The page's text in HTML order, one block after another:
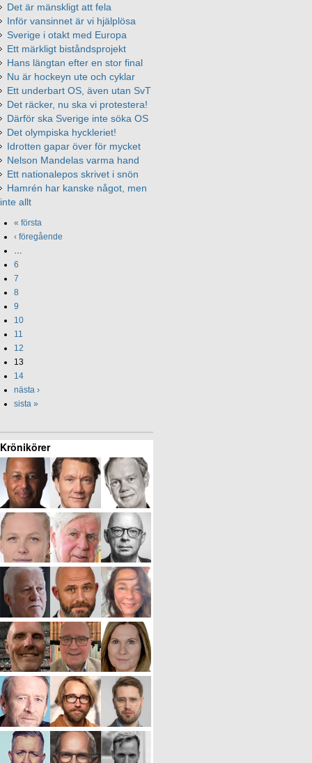
Det är mänskligt att fela
Inför vansinnet är vi hjälplösa
Sverige i otakt med Europa
Ett märkligt biståndsprojekt
Hans längtan efter en stor final
Nu är hockeyn ute och cyklar
Ett underbart OS, även utan SvT
Det räcker, nu ska vi protestera!
Därför ska Sverige inte söka OS
Det olympiska hyckleriet!
Idrotten gapar över för mycket
Nelson Mandelas varma hand
Ett nationalepos skrivet i snön
Hamrén har kanske något, men
inte allt
« första
‹ föregående
…
6
7
8
9
10
11
12
13
14
nästa ›
sista »
Krönikörer